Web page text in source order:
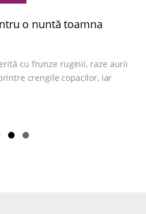
o nuntă toamna
cu frunze ruginii, raze aurii
crengile copacilor, iar